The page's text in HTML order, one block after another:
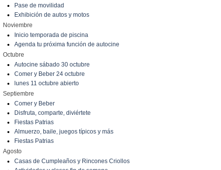
Pase de movilidad
Exhibición de autos y motos
Noviembre
Inicio temporada de piscina
Agenda tu próxima función de autocine
Octubre
Autocine sábado 30 octubre
Comer y Beber 24 octubre
lunes 11 octubre abierto
Septiembre
Comer y Beber
Disfruta, comparte, diviértete
Fiestas Patrias
Almuerzo, baile, juegos típicos y más
Fiestas Patrias
Agosto
Casas de Cumpleaños y Rincones Criollos